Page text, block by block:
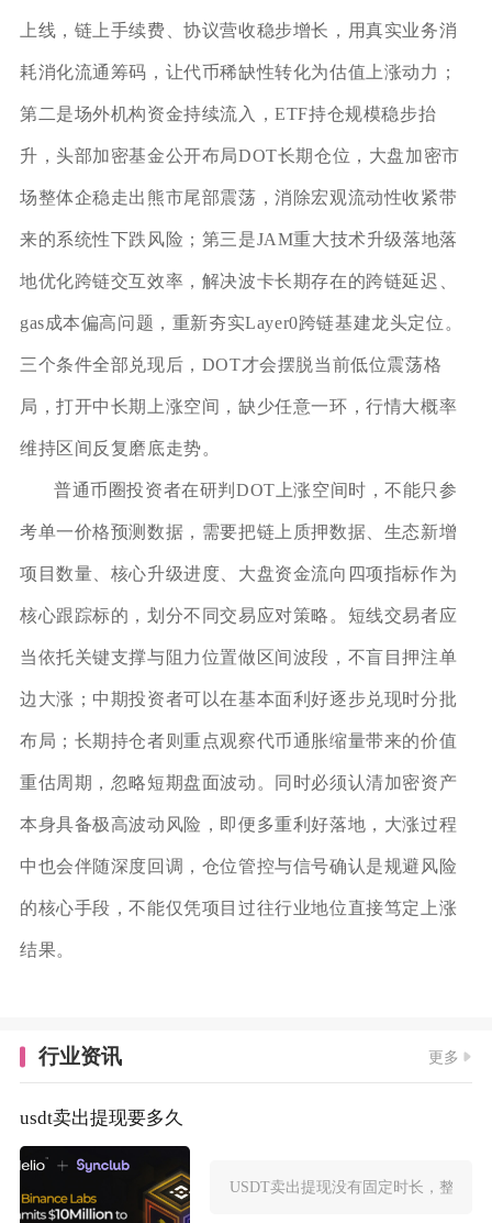
上线，链上手续费、协议营收稳步增长，用真实业务消
耗消化流通筹码，让代币稀缺性转化为估值上涨动力；
第二是场外机构资金持续流入，ETF持仓规模稳步抬
升，头部加密基金公开布局DOT长期仓位，大盘加密市
场整体企稳走出熊市尾部震荡，消除宏观流动性收紧带
来的系统性下跌风险；第三是JAM重大技术升级落地落
地优化跨链交互效率，解决波卡长期存在的跨链延迟、
gas成本偏高问题，重新夯实Layer0跨链基建龙头定位。
三个条件全部兑现后，DOT才会摆脱当前低位震荡格
局，打开中长期上涨空间，缺少任意一环，行情大概率
维持区间反复磨底走势。
普通币圈投资者在研判DOT上涨空间时，不能只参
考单一价格预测数据，需要把链上质押数据、生态新增
项目数量、核心升级进度、大盘资金流向四项指标作为
核心跟踪标的，划分不同交易应对策略。短线交易者应
当依托关键支撑与阻力位置做区间波段，不盲目押注单
边大涨；中期投资者可以在基本面利好逐步兑现时分批
布局；长期持仓者则重点观察代币通胀缩量带来的价值
重估周期，忽略短期盘面波动。同时必须认清加密资产
本身具备极高波动风险，即便多重利好落地，大涨过程
中也会伴随深度回调，仓位管控与信号确认是规避风险
的核心手段，不能仅凭项目过往行业地位直接笃定上涨
结果。
行业资讯 更多
usdt卖出提现要多久
USDT卖出提现没有固定时长，整体